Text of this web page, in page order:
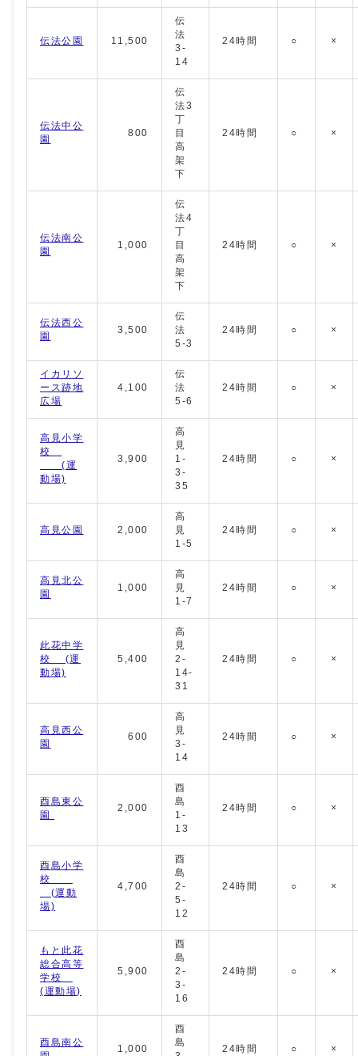
伝法公園 11,500
伝
法
3-
14
24時間 ○ ×
伝法中公
園
800
伝
法3
丁
目
高
架
下
24時間 ○ ×
伝法南公
園
1,000
伝
法4
丁
目
高
架
下
24時間 ○ ×
伝法西公
園
3,500
伝
法
5-3
24時間 ○ ×
イカリソ
ース跡地
広場
4,100
伝
法
5-6
24時間 ○ ×
高見小学
校
(運
動場)
3,900
高
見
1-
3-
35
24時間 ○ ×
高見公園 2,000
高
見
1-5
24時間 ○ ×
高見北公
園
1,000
高
見
1-7
24時間 ○ ×
此花中学
校 (運
動場)
5,400
高
見
2-
14-
31
24時間 ○ ×
高見西公
園
600
高
見
3-
14
24時間 ○ ×
酉島東公
園
2,000
酉
島
1-
13
24時間 ○ ×
酉島小学
校
(運動
場)
4,700
酉
島
2-
5-
12
24時間 ○ ×
もと此花
総合高等
学校
(運動場)
5,900
酉
島
2-
3-
16
24時間 ○ ×
酉島南公
1,000
酉
島
24時間 ○ ×